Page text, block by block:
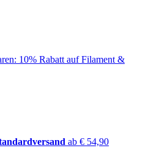
10% Rabatt auf Filament &
ab € 54,90